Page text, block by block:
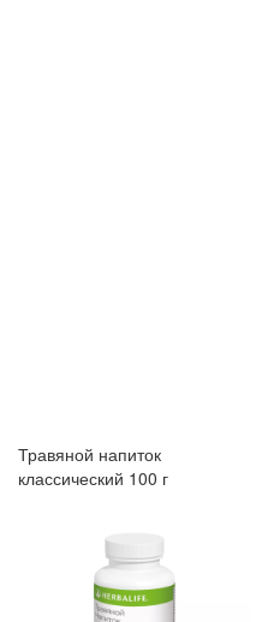
Травяной напиток
классический 100 г